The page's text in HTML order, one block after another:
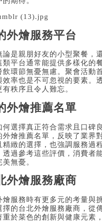
外燴服務平台
是親朋好友的小型聚餐，
類平台通常能提供多樣化的
環節無憂無慮。聚會活動
率也是不可忽視的要素。
秩序且令人難忘。
外燴推薦名單
選擇真正符合需求且口碑
燴推薦名單，反映了業界
緻的選擇，也強調服務過
透過參考這些評價，消費者
無憂。
外燴服務廠商
服務時有更多元的考量與
的台北外燴服務廠商，從
重於菜色的創新與健康元素